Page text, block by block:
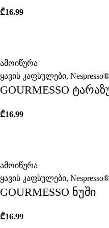
₾16.99
ამოიწურა
ყავის კაფსულები,
GOURMESSO
₾16.99
ამოიწურა
ყავის კაფსულები,
GOURMESSO ნუში
₾16.99